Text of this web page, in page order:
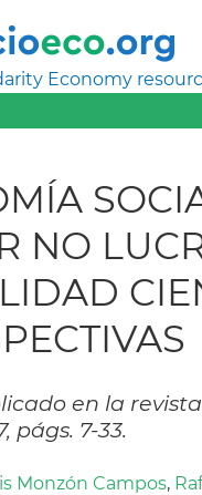
Economy
NO
en la
págs. 7-33.
Monzón Campos,